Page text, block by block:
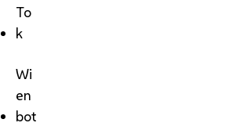
To
k
Wi
en
bot